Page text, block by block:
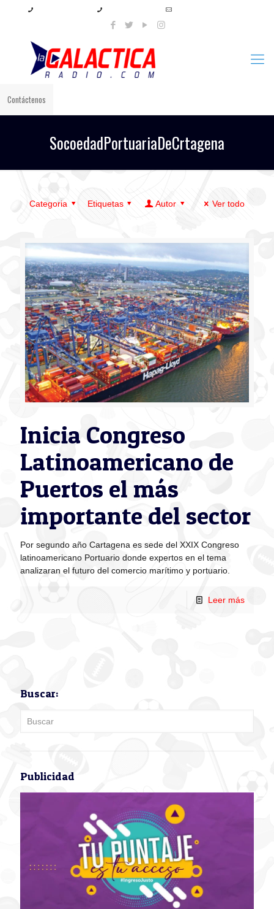
Contáctenos
SocoedadPortuariaDeCrtagena
Categoria Etiquetas Autor Ver todo
Inicia Congreso
Latinoamericano de
Puertos el más
importante del sector
Por segundo año Cartagena es sede del XXIX Congreso
latinoamericano Portuario donde expertos en el tema
analizaran el futuro del comercio marítimo y portuario.
Leer más
Buscar:
Publicidad